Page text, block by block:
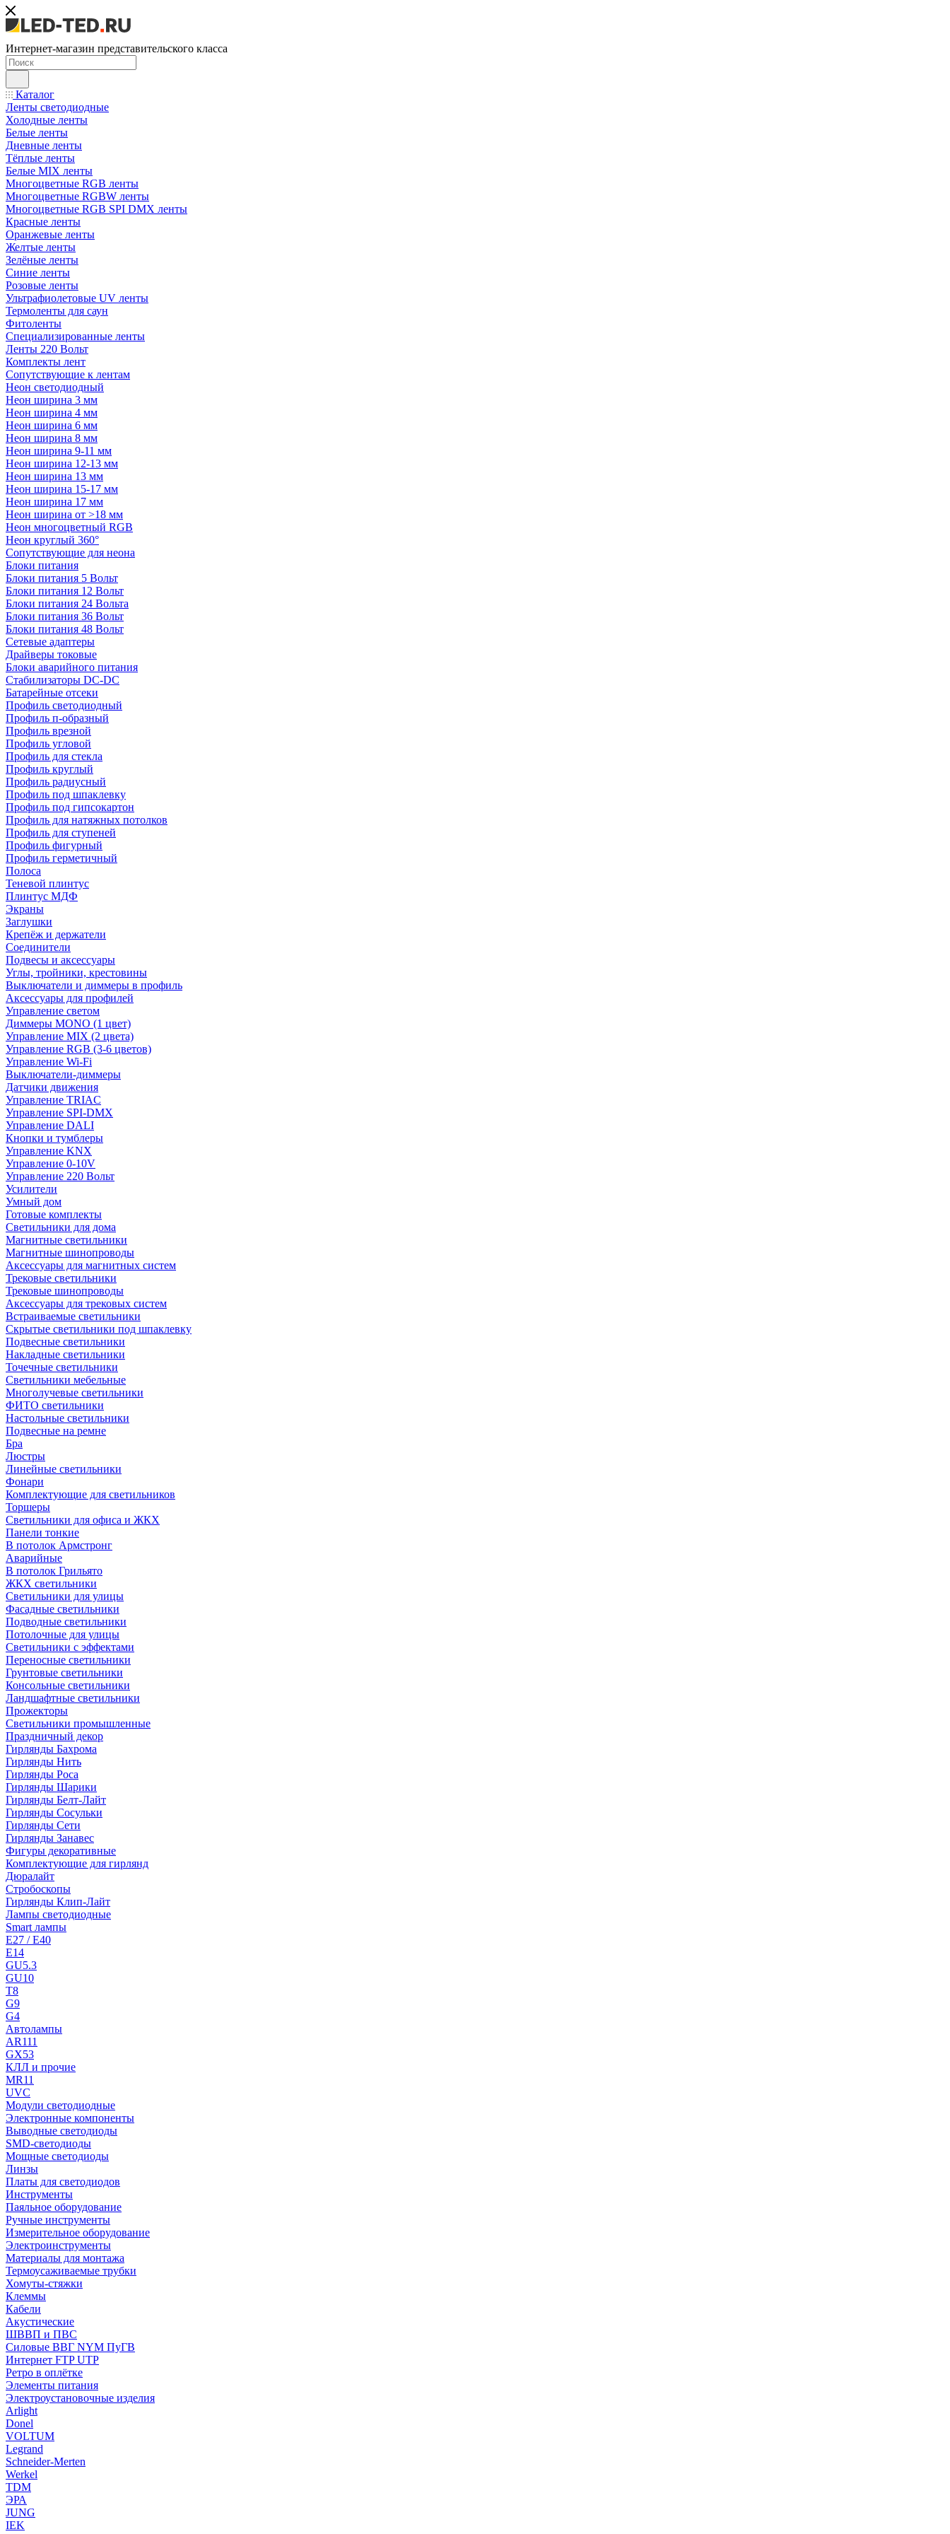
Интернет-магазин представительского класса
Каталог
Ленты светодиодные
Холодные ленты
Белые ленты
Дневные ленты
Тёплые ленты
Белые MIX ленты
Многоцветные RGB ленты
Многоцветные RGBW ленты
Многоцветные RGB SPI DMX ленты
Красные ленты
Оранжевые ленты
Желтые ленты
Зелёные ленты
Синие ленты
Розовые ленты
Ультрафиолетовые UV ленты
Термоленты для саун
Фитоленты
Специализированные ленты
Ленты 220 Вольт
Комплекты лент
Сопутствующие к лентам
Неон светодиодный
Неон ширина 3 мм
Неон ширина 4 мм
Неон ширина 6 мм
Неон ширина 8 мм
Неон ширина 9-11 мм
Неон ширина 12-13 мм
Неон ширина 13 мм
Неон ширина 15-17 мм
Неон ширина 17 мм
Неон ширина от >18 мм
Неон многоцветный RGB
Неон круглый 360°
Сопутствующие для неона
Блоки питания
Блоки питания 5 Вольт
Блоки питания 12 Вольт
Блоки питания 24 Вольта
Блоки питания 36 Вольт
Блоки питания 48 Вольт
Сетевые адаптеры
Драйверы токовые
Блоки аварийного питания
Стабилизаторы DC-DC
Батарейные отсеки
Профиль светодиодный
Профиль п-образный
Профиль врезной
Профиль угловой
Профиль для стекла
Профиль круглый
Профиль радиусный
Профиль под шпаклевку
Профиль под гипсокартон
Профиль для натяжных потолков
Профиль для ступеней
Профиль фигурный
Профиль герметичный
Полоса
Теневой плинтус
Плинтус МДФ
Экраны
Заглушки
Крепёж и держатели
Соединители
Подвесы и аксессуары
Углы, тройники, крестовины
Выключатели и диммеры в профиль
Аксессуары для профилей
Управление светом
Диммеры MONO (1 цвет)
Управление MIX (2 цвета)
Управление RGB (3-6 цветов)
Управление Wi-Fi
Выключатели-диммеры
Датчики движения
Управление TRIAC
Управление SPI-DMX
Управление DALI
Кнопки и тумблеры
Управление KNX
Управление 0-10V
Управление 220 Вольт
Усилители
Умный дом
Готовые комплекты
Светильники для дома
Магнитные светильники
Магнитные шинопроводы
Аксессуары для магнитных систем
Трековые светильники
Трековые шинопроводы
Аксессуары для трековых систем
Встраиваемые светильники
Скрытые светильники под шпаклевку
Подвесные светильники
Накладные светильники
Точечные светильники
Светильники мебельные
Многолучевые светильники
ФИТО светильники
Настольные светильники
Подвесные на ремне
Бра
Люстры
Линейные светильники
Фонари
Комплектующие для светильников
Торшеры
Светильники для офиса и ЖКХ
Панели тонкие
В потолок Армстронг
Аварийные
В потолок Грильято
ЖКХ светильники
Светильники для улицы
Фасадные светильники
Подводные светильники
Потолочные для улицы
Светильники с эффектами
Переносные светильники
Грунтовые светильники
Консольные светильники
Ландшафтные светильники
Прожекторы
Светильники промышленные
Праздничный декор
Гирлянды Бахрома
Гирлянды Нить
Гирлянды Роса
Гирлянды Шарики
Гирлянды Белт-Лайт
Гирлянды Сосульки
Гирлянды Сети
Гирлянды Занавес
Фигуры декоративные
Комплектующие для гирлянд
Дюралайт
Стробоскопы
Гирлянды Клип-Лайт
Лампы светодиодные
Smart лампы
E27 / E40
E14
GU5.3
GU10
T8
G9
G4
Автолампы
AR111
GX53
КЛЛ и прочие
MR11
UVC
Модули светодиодные
Электронные компоненты
Выводные светодиоды
SMD-светодиоды
Мощные светодиоды
Линзы
Платы для светодиодов
Инструменты
Паяльное оборудование
Ручные инструменты
Измерительное оборудование
Электроинструменты
Материалы для монтажа
Термоусаживаемые трубки
Хомуты-стяжки
Клеммы
Кабели
Акустические
ШВВП и ПВС
Силовые ВВГ NYM ПуГВ
Интернет FTP UTP
Ретро в оплётке
Элементы питания
Электроустановочные изделия
Arlight
Donel
VOLTUM
Legrand
Schneider-Merten
Werkel
TDM
ЭРА
JUNG
IEK